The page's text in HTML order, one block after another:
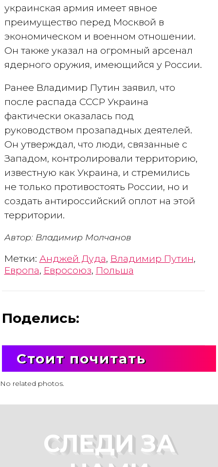
украинская армия имеет явное
преимущество перед Москвой в
экономическом и военном отношении.
Он также указал на огромный арсенал
ядерного оружия, имеющийся у России.
Ранее Владимир Путин заявил, что
после распада СССР Украина
фактически оказалась под
руководством прозападных деятелей.
Он утверждал, что люди, связанные с
Западом, контролировали территорию,
известную как Украина, и стремились
не только противостоять России, но и
создать антироссийский оплот на этой
территории.
Автор: Владимир Молчанов
Метки: Анджей Дуда, Владимир Путин,
Европа, Евросоюз, Польша
Поделись:
Стоит почитать
No related photos.
СЛЕДИ ЗА